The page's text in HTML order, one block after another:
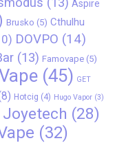
Aspire
Brusko (5) Cthulhu
DOVPO (14)
(13) Famovape (5)
(45) GET
Hotcig (4) Hugo Vapor (3)
Joyetech (28)
(32)